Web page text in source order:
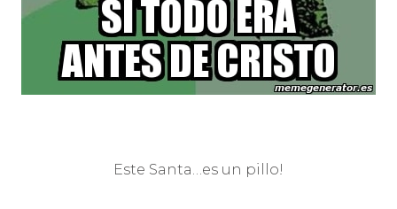
Este Santa…es un pillo!